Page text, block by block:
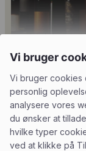
24
14
Tusind
Vi bruger
Vi bruger cookies
personlig
analysere vores
du ønsker at
hvilke typer
ved at klikke på